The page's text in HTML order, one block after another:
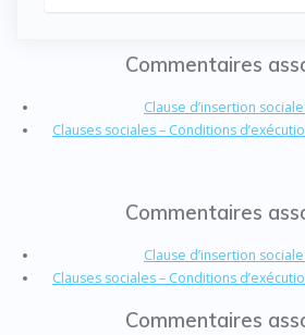
Commentaires
Clause d’insertion sociale
Clauses sociales – Conditions
Commentaires
Clause d’insertion sociale
Clauses sociales – Conditions
Commentaires